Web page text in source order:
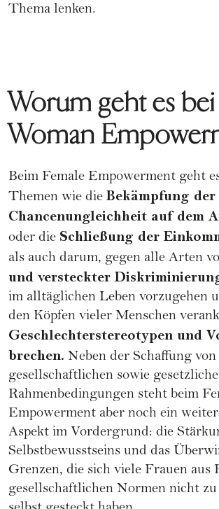
Thema lenken.
Worum geht es bei
Woman
Beim Female Empowerment geht
Themen wie die Bekämpfung der
Chancenungleichheit auf dem
oder die Schließung der
als auch darum, gegen alle Arten
und versteckter
im alltäglichen Leben vorzugehen
den Köpfen vieler Menschen
Geschlechterstereotypen und
brechen. Neben der Schaffung von
gesellschaftlichen sowie
Rahmenbedingungen steht beim
Empowerment aber noch ein
Aspekt im Vordergrund: die
Selbstbewusstseins und das
Grenzen, die sich viele Frauen aus
gesellschaftlichen Normen nicht zu